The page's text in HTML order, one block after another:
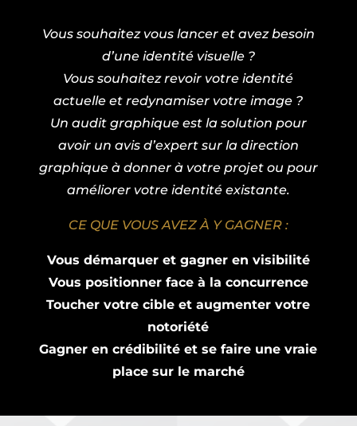
Vous souhaitez vous lancer et avez besoin
d’une identité visuelle ?
Vous souhaitez revoir votre identité
actuelle et redynamiser votre image ?
Un audit graphique est la solution pour
avoir un avis d’expert sur la direction
graphique à donner à votre projet ou pour
améliorer votre identité existante.
CE QUE VOUS AVEZ À Y GAGNER :
Vous démarquer et gagner en visibilité
Vous positionner face à la concurrence
Toucher votre cible et augmenter votre
notoriété
Gagner en crédibilité et se faire une vraie
place sur le marché